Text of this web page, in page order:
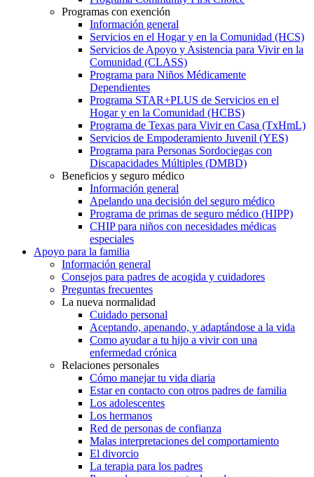
Programas con exención
Información general
Servicios en el Hogar y en la Comunidad (HCS)
Servicios de Apoyo y Asistencia para Vivir en la
Comunidad (CLASS)
Programa para Niños Médicamente
Dependientes
Programa STAR+PLUS de Servicios en el
Hogar y en la Comunidad (HCBS)
Programa de Texas para Vivir en Casa (TxHmL)
Servicios de Empoderamiento Juvenil (YES)
Programa para Personas Sordociegas con
Discapacidades Múltiples (DMBD)
Beneficios y seguro médico
Información general
Apelando una decisión del seguro médico
Programa de primas de seguro médico (HIPP)
CHIP para niños con necesidades médicas
especiales
Apoyo para la familia
Información general
Consejos para padres de acogida y cuidadores
Preguntas frecuentes
La nueva normalidad
Cuidado personal
Aceptando, apenando, y adaptándose a la vida
Como ayudar a tu hijo a vivir con una
enfermedad crónica
Relaciones personales
Cómo manejar tu vida diaria
Estar en contacto con otros padres de familia
Los adolescentes
Los hermanos
Red de personas de confianza
Malas interpretaciones del comportamiento
El divorcio
La terapia para los padres